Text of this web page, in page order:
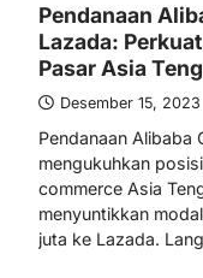
Pendanaan
Lazada:
Pasar Asia
Desember 15, 2023
Pendanaan Alibaba
mengukuhkan
commerce Asia
menyuntikkan
juta ke Lazada.